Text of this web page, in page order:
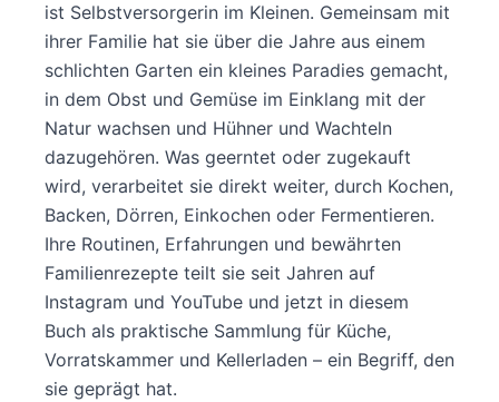
ist Selbstversorgerin im Kleinen. Gemeinsam mit
ihrer Familie hat sie über die Jahre aus einem
schlichten Garten ein kleines Paradies gemacht,
in dem Obst und Gemüse im Einklang mit der
Natur wachsen und Hühner und Wachteln
dazugehören. Was geerntet oder zugekauft
wird, verarbeitet sie direkt weiter, durch Kochen,
Backen, Dörren, Einkochen oder Fermentieren.
Ihre Routinen, Erfahrungen und bewährten
Familienrezepte teilt sie seit Jahren auf
Instagram und YouTube und jetzt in diesem
Buch als praktische Sammlung für Küche,
Vorratskammer und Kellerladen – ein Begriff, den
sie geprägt hat.